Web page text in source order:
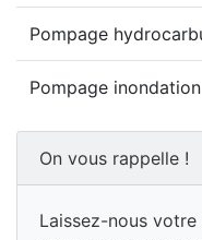
Pompage
Pompage inondation
On vous rappelle !
Laissez-nous